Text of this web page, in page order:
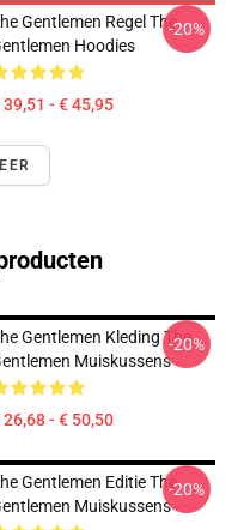
Gentlemen Regel The
Hoodies
39,51 - € 45,95
-20%
Gentlemen Kleding The
Muiskussens
26,68 - € 50,50
-20%
Gentlemen Editie The
Muiskussens
-20%